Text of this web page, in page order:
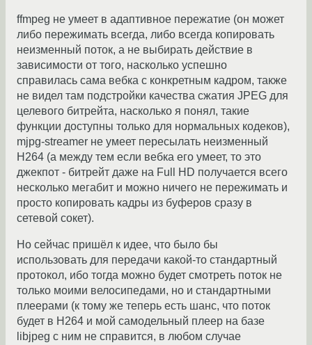
ffmpeg не умеет в адаптивное пережатие (он может
либо пережимать всегда, либо всегда копировать
неизменный поток, а не выбирать действие в
зависимости от того, насколько успешно
справилась сама вебка с конкретным кадром, также
не видел там подстройки качества сжатия JPEG для
целевого битрейта, насколько я понял, такие
функции доступны только для нормальных кодеков),
mjpg-streamer не умеет пересылать неизменный
H264 (а между тем если вебка его умеет, то это
джекпот - битрейт даже на Full HD получается всего
несколько мегабит и можно ничего не пережимать и
просто копировать кадры из буферов сразу в
сетевой сокет).
Но сейчас пришёл к идее, что было бы
использовать для передачи какой-то стандартный
протокол, ибо тогда можно будет смотреть поток не
только моими велосипедами, но и стандартными
плеерами (к тому же теперь есть шанс, что поток
будет в H264 и мой самодельный плеер на базе
libjpeg с ним не справится, в любом случае